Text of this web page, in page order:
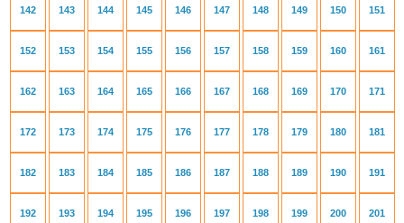
142 143 144 145 146 147 148 149 150 151
152 153 154 155 156 157 158 159 160 161
162 163 164 165 166 167 168 169 170 171
172 173 174 175 176 177 178 179 180 181
182 183 184 185 186 187 188 189 190 191
192 193 194 195 196 197 198 199 200 201